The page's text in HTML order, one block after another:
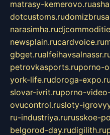
matrasy-kemerovo.ru
dotcustoms.ru
narasimha.ru
newsplain.rucardvoice.ru
gbget.ru
petrovkasports.ruporno-
york-life.rudoroga-expo.ru
slovar-ivrit.ruporno-
ovucontrol.rusloty-
ru-industriya.rurusskoe-
belgorod-day.rudigilith.ru